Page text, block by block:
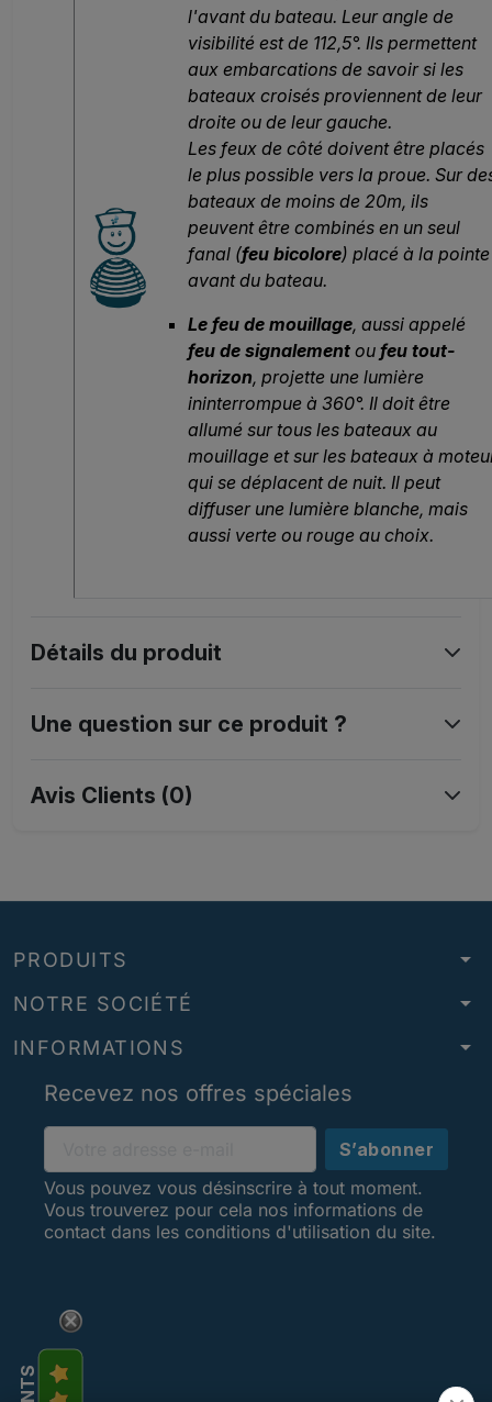
l'avant du bateau. Leur angle de
visibilité est de 112,5°. Ils permettent
aux embarcations de savoir si les
bateaux croisés proviennent de leur
droite ou de leur gauche.
Les feux de côté doivent être placés
le plus possible vers la proue. Sur
bateaux de moins de 20m, ils
peuvent être combinés en un seul
fanal (feu bicolore) placé à la pointe
avant du bateau.
Le feu de mouillage, aussi appelé
feu de signalement oufeu tout-
horizon, projette une lumière
ininterrompue à 360°. Il doit être
allumé sur tous les bateaux au
mouillage et sur les bateaux à
qui se déplacent de nuit. Il peut
diffuser une lumière blanche, mais
aussi verte ou rouge au choix.
Détails du produit
Une question sur ce produit ?
Avis Clients (0)
PRODUITS arrow_drop_down
NOTRE SOCIÉTÉ arrow_drop_down
INFORMATIONS
arrow_drop_down
Recevez nos offres spéciales
Vous pouvez vous désinscrire à tout moment.
Vous trouverez pour cela nos informations de
contact dans les conditions d'utilisation du site.